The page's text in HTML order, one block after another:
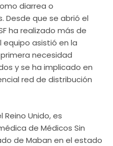
diarrea o
Desde que se abrió el
ha realizado más de
equipo asistió en la
necesidad
y se ha implicado en
red de distribución
Unido, es
de Médicos Sin
de Maban en el estado